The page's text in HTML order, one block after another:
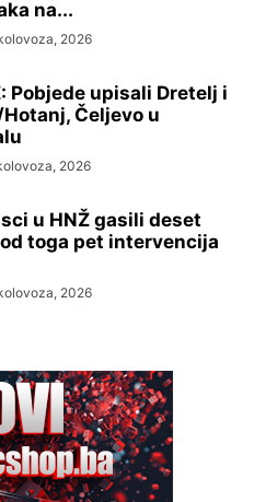
na...
2026
Pobjede upisali Dretelj i
Čeljevo u
2026
u HNŽ gasili deset
toga pet intervencija
2026